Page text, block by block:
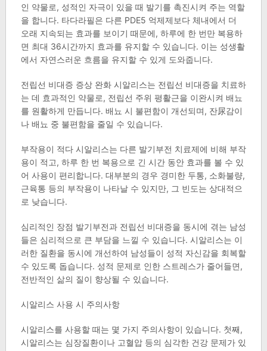
인 약물로, 성적인 자극이 있을 때 발기를 촉진시켜 주는 역할
을 합니다. 타다라필은 다른 PDE5 억제제보다 체내에서 더
오래 지속되는 효과를 보이기 때문에, 하루에 한 번만 복용하
면 최대 36시간까지 효과를 유지할 수 있습니다. 이는 성생활
에서 자연스러운 흐름을 유지할 수 있게 도와줍니다.
전립선 비대증 증상 완화 시알리스는 전립선 비대증을 치료하
는 데 효과적인 약물로, 전립선 주위 평활근을 이완시켜 배뇨
를 원활하게 만듭니다. 배뇨 시 불편함이 개선되며, 잔尿감이
나 배뇨 중 불편함을 줄일 수 있습니다.
부작용이 적다 시알리스는 다른 발기부전 치료제에 비해 부작
용이 적고, 하루 한 번 복용으로 긴 시간 동안 효과를 볼 수 있
어 사용이 편리합니다. 대부분의 경우 경미한 두통, 소화불량,
근육통 등의 부작용이 나타날 수 있지만, 그 빈도는 상대적으
로 낮습니다.
심리적인 장점 발기부전과 전립선 비대증을 동시에 겪는 남성
들은 심리적으로 큰 부담을 느낄 수 있습니다. 시알리스는 이
러한 질환을 동시에 개선하여 남성들이 성적 자신감을 회복할
수 있도록 돕습니다. 성적 문제로 인한 스트레스가 줄어들면,
전반적인 삶의 질이 향상될 수 있습니다.
시알리스 사용 시 주의사항
시알리스를 사용할 때는 몇 가지 주의사항이 있습니다. 첫째,
시알리스는 심장질환이나 고혈압 등의 심각한 건강 문제가 있